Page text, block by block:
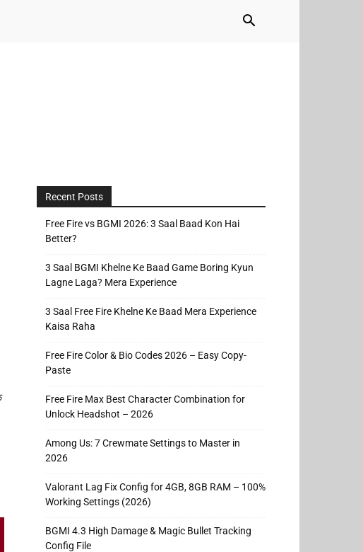
Recent Posts
Free Fire vs BGMI 2026: 3 Saal Baad Kon Hai
Better?
3 Saal BGMI Khelne Ke Baad Game Boring Kyun
Lagne Laga? Mera Experience
3 Saal Free Fire Khelne Ke Baad Mera Experience
Kaisa Raha
Free Fire Color & Bio Codes 2026 – Easy Copy-
Paste
Free Fire Max Best Character Combination for
Unlock Headshot – 2026
Among Us: 7 Crewmate Settings to Master in
2026
Valorant Lag Fix Config for 4GB, 8GB RAM – 100%
Working Settings (2026)
BGMI 4.3 High Damage & Magic Bullet Tracking
Config File